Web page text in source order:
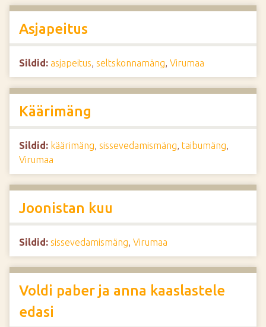
Asjapeitus
Sildid: asjapeitus, seltskonnamäng, Virumaa
Käärimäng
Sildid: käärimäng, sissevedamismäng, taibumäng,
Virumaa
Joonistan kuu
Sildid: sissevedamismäng, Virumaa
Voldi paber ja anna kaaslastele
edasi